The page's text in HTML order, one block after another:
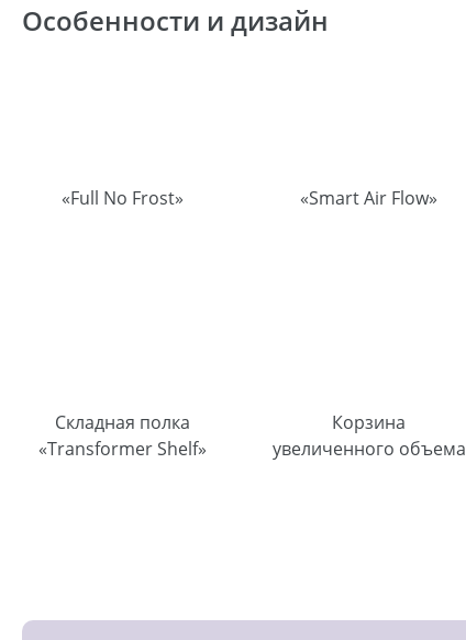
Особенности и дизайн
«Full No Frost» «Smart Air Flow»
Складная полка
«Transformer Shelf»
Корзина
увеличенного объема